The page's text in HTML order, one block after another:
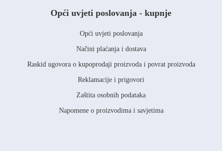
Opći uvjeti poslovanja - kupnje
Opći uvjeti poslovanja
Načini plaćanja i dostava
Raskid ugovora o kupoprodaji proizvoda i povrat proizvoda
Reklamacije i prigovori
Zaštita osobnih podataka
Napomene o proizvodima i savjetima